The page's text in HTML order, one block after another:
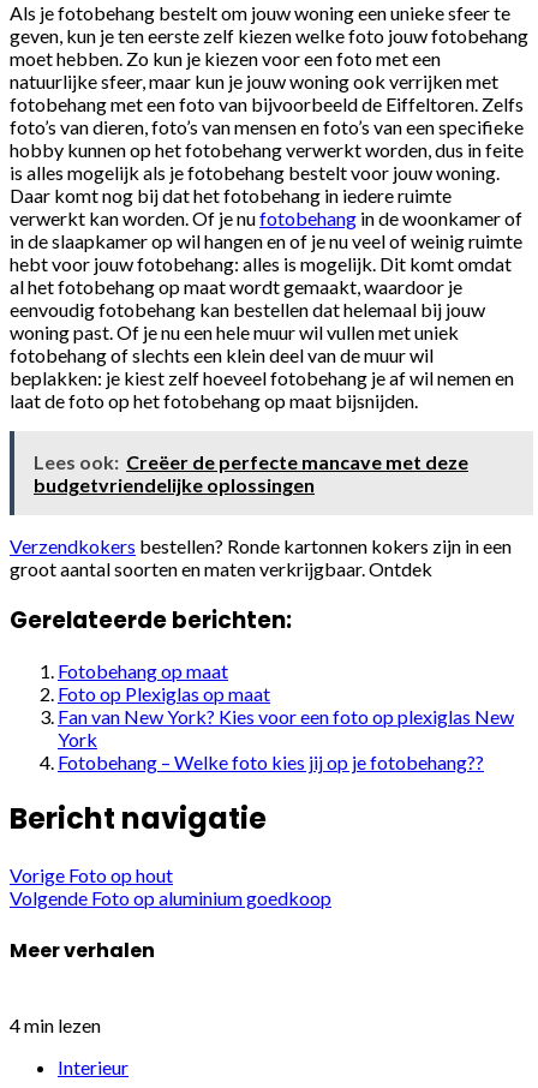
Als je fotobehang bestelt om jouw woning een unieke sfeer te
geven, kun je ten eerste zelf kiezen welke foto jouw fotobehang
moet hebben. Zo kun je kiezen voor een foto met een
natuurlijke sfeer, maar kun je jouw woning ook verrijken met
fotobehang met een foto van bijvoorbeeld de Eiffeltoren. Zelfs
foto’s van dieren, foto’s van mensen en foto’s van een specifieke
hobby kunnen op het fotobehang verwerkt worden, dus in feite
is alles mogelijk als je fotobehang bestelt voor jouw woning.
Daar komt nog bij dat het fotobehang in iedere ruimte
verwerkt kan worden. Of je nufotobehang in de woonkamer of
in de slaapkamer op wil hangen en of je nu veel of weinig ruimte
hebt voor jouw fotobehang: alles is mogelijk. Dit komt omdat
al het fotobehang op maat wordt gemaakt, waardoor je
eenvoudig fotobehang kan bestellen dat helemaal bij jouw
woning past. Of je nu een hele muur wil vullen met uniek
fotobehang of slechts een klein deel van de muur wil
beplakken: je kiest zelf hoeveel fotobehang je af wil nemen en
laat de foto op het fotobehang op maat bijsnijden.
Lees ook: Creëer de perfecte mancave met deze
budgetvriendelijke oplossingen
Verzendkokers bestellen? Ronde kartonnen kokers zijn in een
groot aantal soorten en maten verkrijgbaar. Ontdek
Gerelateerde berichten:
Fotobehang op maat
Foto op Plexiglas op maat
Fan van New York? Kies voor een foto op plexiglas New
York
Fotobehang – Welke foto kies jij op je fotobehang??
Bericht navigatie
Vorige Foto op hout
Volgende Foto op aluminium goedkoop
Meer verhalen
4 min lezen
Interieur